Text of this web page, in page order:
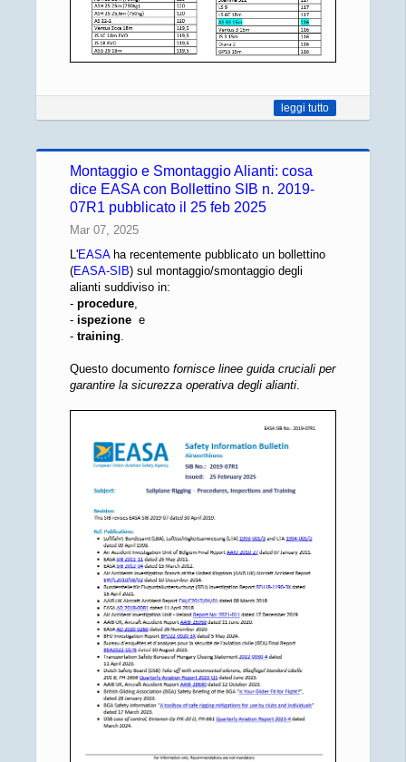
leggi tutto
Montaggio e Smontaggio Alianti: cosa
dice EASA con Bollettino SIB n. 2019-
07R1 pubblicato il 25 feb 2025
Mar 07, 2025
L'EASAha recentemente pubblicato un bollettino
(EASA-SIB) sul montaggio/smontaggio degli
alianti suddiviso in:
- procedure,
- ispezione e
- training.
Questo documento fornisce linee guida cruciali per
garantire la sicurezza operativa degli alianti.